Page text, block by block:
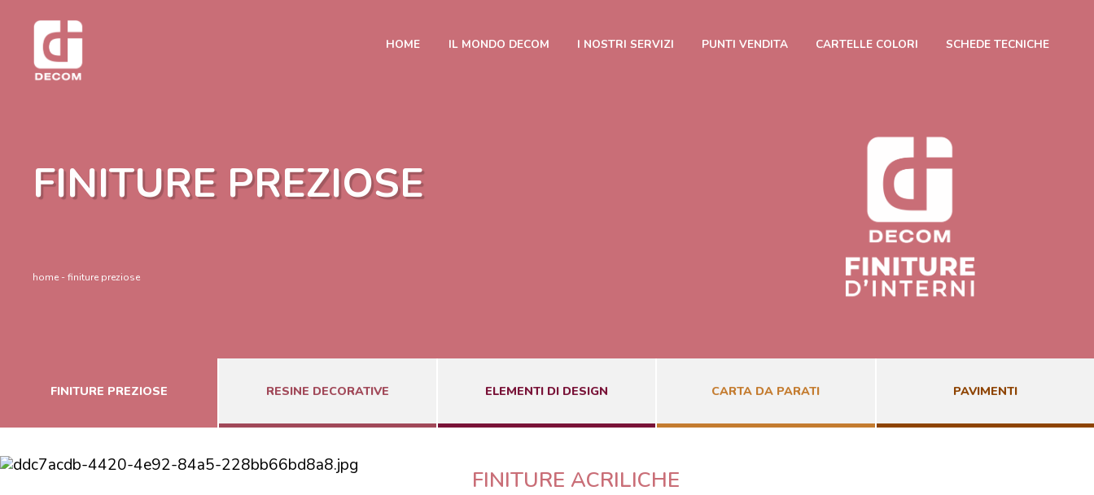
HOME IL MONDO DECOM I NOSTRI SERVIZI PUNTI VENDITA CARTELLE COLORI SCHEDE TECNICHE
FINITURE PREZIOSE
home - finiture preziose
FINITURE PREZIOSE RESINE DECORATIVE ELEMENTI DI DESIGN CARTA DA PARATI PAVIMENTI
FINITURE ACRILICHE